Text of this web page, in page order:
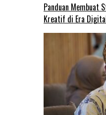
Panduan Membuat
Kreatif di Era